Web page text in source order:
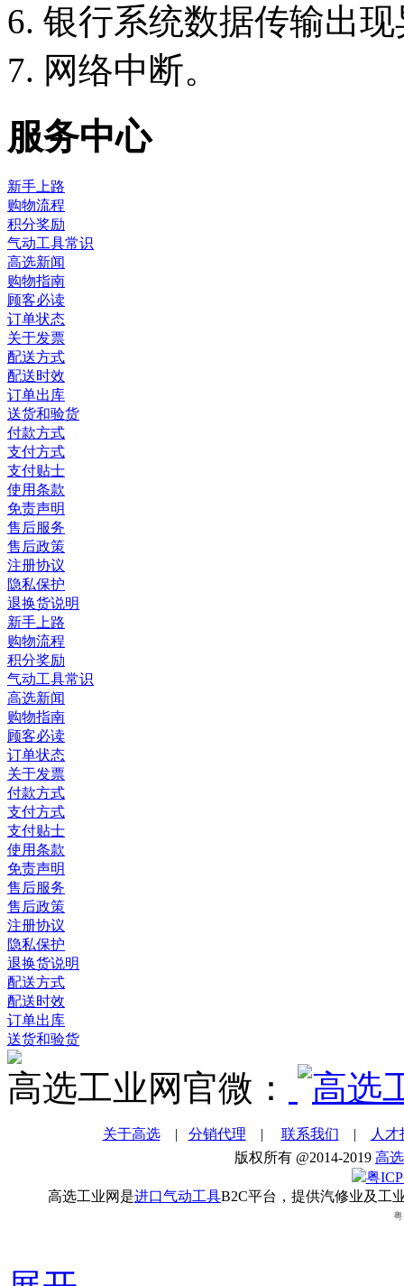
银行系统数据传输出
网络中断。
服务中心
新手上路
购物流程
积分奖励
气动工具常识
高选新闻
购物指南
顾客必读
订单状态
关于发票
配送方式
配送时效
订单出库
送货和验货
付款方式
支付方式
支付贴士
使用条款
免责声明
售后服务
售后政策
注册协议
隐私保护
退换货说明
新手上路
购物流程
积分奖励
气动工具常识
高选新闻
购物指南
顾客必读
订单状态
关于发票
付款方式
支付方式
支付贴士
使用条款
免责声明
售后服务
售后政策
注册协议
隐私保护
退换货说明
配送方式
配送时效
订单出库
送货和验货
高选工业网官微：
关于高选| 分销代理 | 联系我们 |
人才
版权所有 @2014-2019 高
粤
高选工业网是进口气动工具B2C平台，提供汽修业及工